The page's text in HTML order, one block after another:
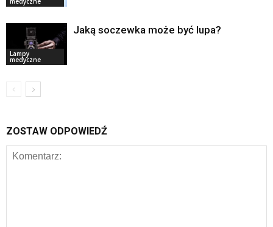
Lampy
medyczne
Jaką soczewka może być lupa?
ZOSTAW ODPOWIEDŹ